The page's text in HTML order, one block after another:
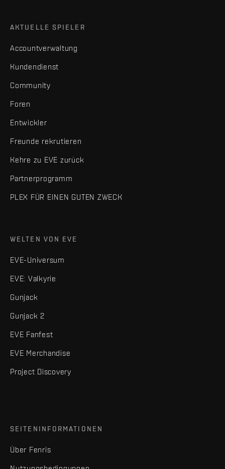
AKTUELLE SPIELER
Accountverwaltung
Kundendienst
Community
Foren
Entwickler
Freunde rekrutieren
Kehre zu EVE zurück
Partnerprogramm
PLEX FÜR EINEN GUTEN ZWECK
WELTEN VON EVE
EVE-Universum
EVE: Valkyrie
Gunjack
Gunjack 2
EVE Fanfest
EVE Merchandise
Project Discovery
SEITENINFORMATIONEN
Über Fenris